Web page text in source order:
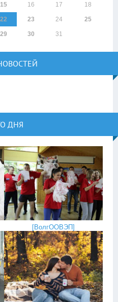
15 16 17 18
22 23 24 25
29 30 31
ДНЯ
[ВолгООВЭП]